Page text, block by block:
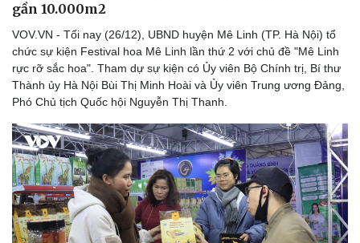
gần 10.000m2
VOV.VN - Tối nay (26/12), UBND huyện Mê Linh (TP. Hà Nội) tổ
chức sự kiện Festival hoa Mê Linh lần thứ 2 với chủ đề "Mê Linh
rực rỡ sắc hoa". Tham dự sự kiện có Ủy viên Bộ Chính trị, Bí thư
Thành ủy Hà Nội Bùi Thị Minh Hoài và Ủy viên Trung ương Đảng,
Phó Chủ tịch Quốc hội Nguyễn Thị Thanh.